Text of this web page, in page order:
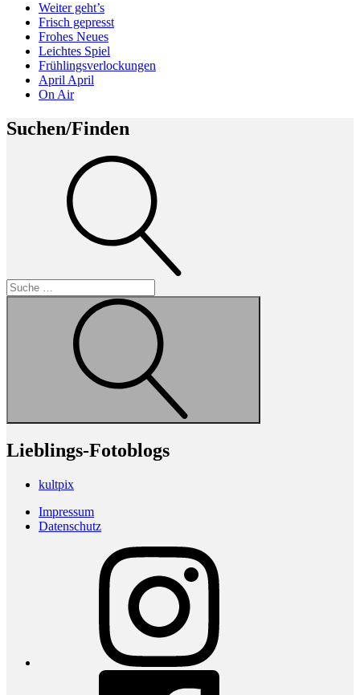
Weiter geht’s
Frisch gepresst
Frohes Neues
Leichtes Spiel
Frühlingsverlockungen
April April
On Air
Suchen/Finden
Lieblings-Fotoblogs
kultpix
Impressum
Datenschutz